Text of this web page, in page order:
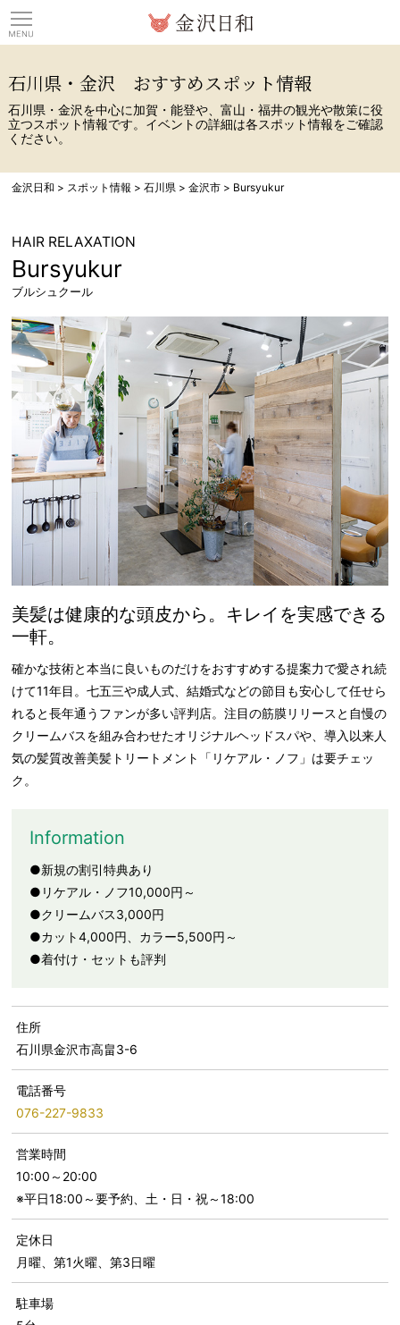
石川県・金沢 おすすめスポット情報
石川県・金沢を中心に加賀・能登や、富山・福井の観光や散策に役
立つスポット情報です。イベントの詳細は各スポット情報をご確認
ください。
金沢日和 > スポット情報 >石川県 >金沢市 > Bursyukur
HAIR RELAXATION
Bursyukur
ブルシュクール
美髪は健康的な頭皮から。キレイを実感できる
一軒。
確かな技術と本当に良いものだけをおすすめする提案力で愛され続
けて11年目。七五三や成人式、結婚式などの節目も安心して任せら
れると長年通うファンが多い評判店。注目の筋膜リリースと自慢の
クリームバスを組み合わせたオリジナルヘッドスパや、導入以来人
気の髪質改善美髪トリートメント「リケアル・ノフ」は要チェッ
ク。
Information
●新規の割引特典あり
●リケアル・ノフ10,000円～
●クリームバス3,000円
●カット4,000円、カラー5,500円～
●着付け・セットも評判
住所
石川県金沢市高畠3-6
電話番号
076-227-9833
営業時間
10:00～20:00
※平日18:00～要予約、土・日・祝～18:00
定休日
月曜、第1火曜、第3日曜
駐車場